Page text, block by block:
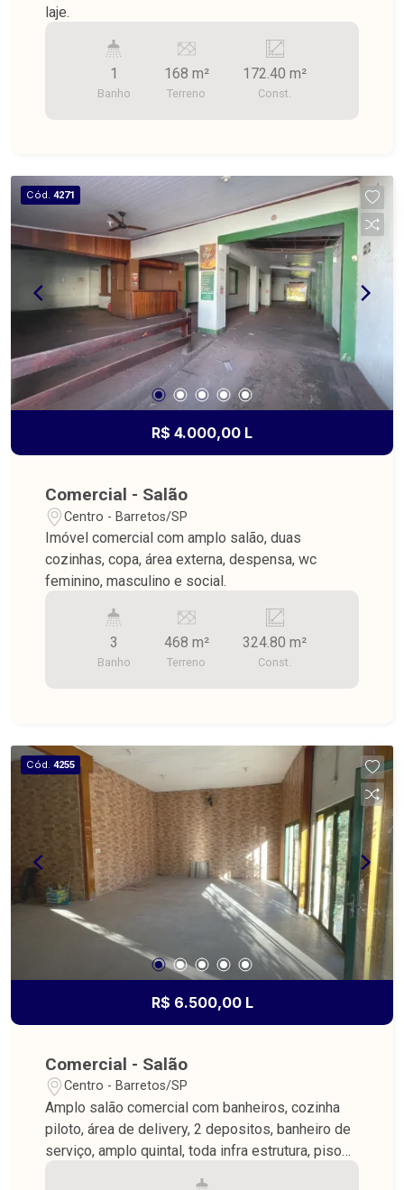
laje.
1
Banho
168 m²
Terreno
172.40 m²
Const.
Cód. 4271
R$ 4.000,00 L
Comercial - Salão
Centro - Barretos/SP
Imóvel comercial com amplo salão, duas
cozinhas, copa, área externa, despensa, wc
feminino, masculino e social.
3
Banho
468 m²
Terreno
324.80 m²
Const.
Cód. 4255
R$ 6.500,00 L
Comercial - Salão
Centro - Barretos/SP
Amplo salão comercial com banheiros, cozinha
piloto, área de delivery, 2 depositos, banheiro de
serviço, amplo quintal, toda infra estrutura, piso